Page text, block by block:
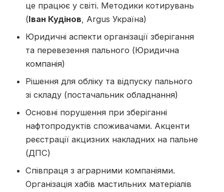
це працює у світі. Методики котирувань
(Іван Кудінов, Argus Україна)
Юридичні аспекти організації зберігання
та перевезення пального (Юридична
компанія)
Рішення для обліку та відпуску пального
зі складу (постачальник обладнання)
Основні порушення при зберіганні
нафтопродуктів споживачами. Акценти
реєстрації акцизних накладних на пальне
(ДПС)
Співпраця з аграрними компаніями.
Організація хабів мастильних матеріалів